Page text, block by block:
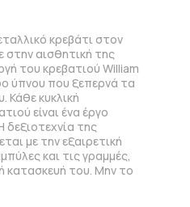
κρεβάτι στον
στην αισθητική της
του κρεβατιού William
ύπνου που ξεπερνά τα
Κάθε κυκλική
είναι ένα έργο
δεξιοτεχνία της
με την εξαιρετική
και τις γραμμές,
κατασκευή του. Μην το